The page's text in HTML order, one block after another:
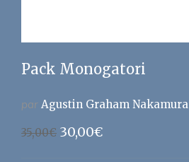
Pack Monogatori
par Agustin Graham Nakamura
35,00€ Le
30,00€Le